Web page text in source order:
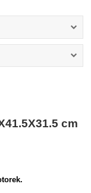
cm